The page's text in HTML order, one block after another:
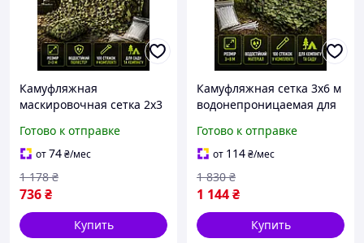
Камуфляжная
маскировочная сетка 2x3
100 стяжек Полиэстер
Зеленый Gardlov REM-982
Готово к отправке
от74₴/мес
736₴
1 178 ₴
Купить
Камуфляжная сетка 3x6 м
водонепроницаемая для
зеленый Gardlov REM-983
Готово к отправке
от 114₴/мес
1 144₴
1 830 ₴
Купить